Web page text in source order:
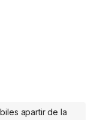
750VA, Entrada 96-
apartir de la